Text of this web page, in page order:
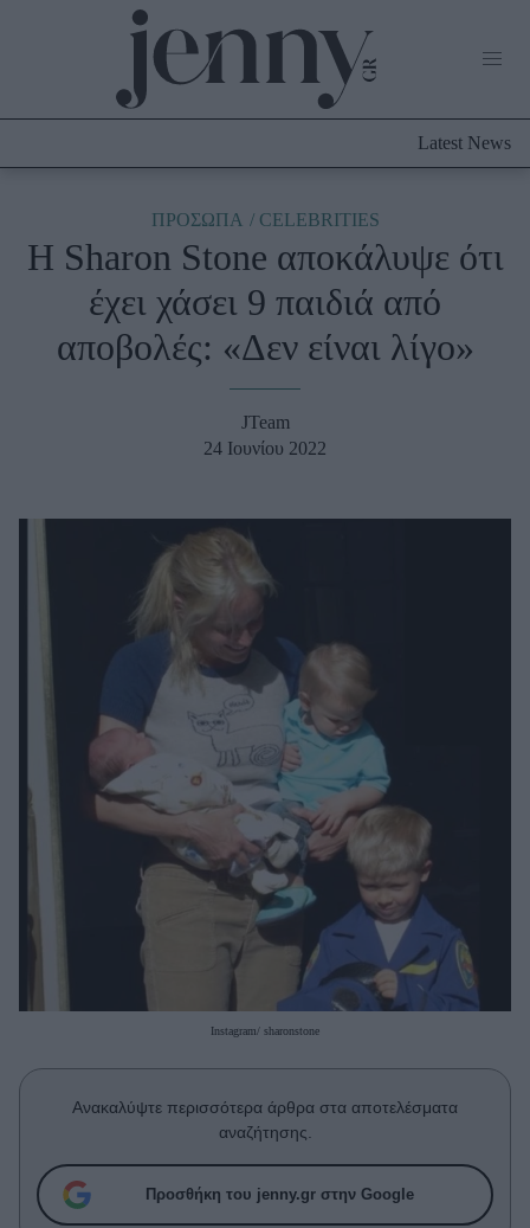
Culture
Fashion
Shopping
Styling Tips
Fashion News
Μαλλιά - Νύχια
Υγεία + Διατροφή
Woman Power
Πρόσωπα
Celebrities
Συνεντεύξεις
True Stories
Ask the Guru
Success Stories
Latest News
ΠΡΟΣΩΠΑ CELEBRITIES
Η Sharon Stone αποκάλυψε ότι
έχει χάσει 9 παιδιά από
αποβολές: «Δεν είναι λίγο»
JTeam
24 Ιουνίου 2022
Instagram/ sharonstone
Ανακαλύψτε περισσότερα άρθρα στα αποτελέσματα
αναζήτησης.
Προσθήκη του jenny.gr στην Google